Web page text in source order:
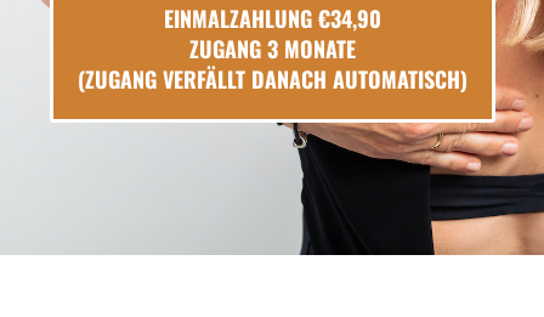
EINMALZAHLUNG €34,90
ZUGANG 3 MONATE
(ZUGANG VERFÄLLT DANACH AUTOMATISCH)